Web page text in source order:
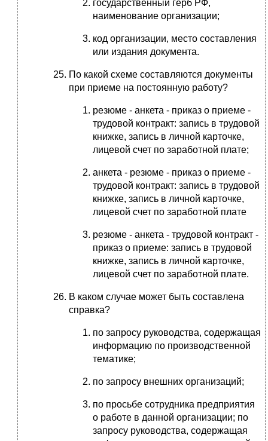
государственный герб РФ,
наименование организации;
код организации, место составления
или издания документа.
По какой схеме составляются документы
при приеме на постоянную работу?
резюме - анкета - приказ о приеме -
трудовой контракт: запись в трудовой
книжке, запись в личной карточке,
лицевой счет по заработной плате;
анкета - резюме - приказ о приеме -
трудовой контракт: запись в трудовой
книжке, запись в личной карточке,
лицевой счет по заработной плате
резюме - анкета - трудовой контракт -
приказ о приеме: запись в трудовой
книжке, запись в личной карточке,
лицевой счет по заработной плате.
В каком случае может быть составлена
справка?
по запросу руководства, содержащая
информацию по производственной
тематике;
по запросу внешних организаций;
по просьбе сотрудника предприятия
о работе в данной организации; по
запросу руководства, содержащая